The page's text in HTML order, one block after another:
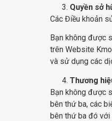
Quyền sở
Các Điều khoản
Bạn không được
trên Website
và sử dụng các
Thương
Bạn không được
bên thứ ba, các
bên thứ ba đó với